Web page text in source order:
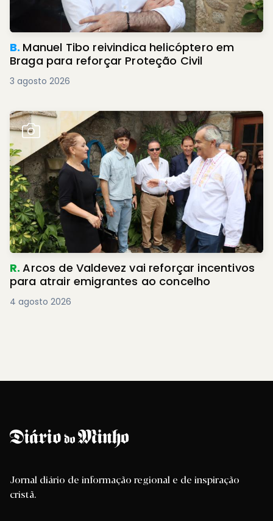
B. Manuel Tibo reivindica helicóptero em
Braga para reforçar Proteção Civil
3 agosto 2026
R.Arcos de Valdevez vai reforçar incentivos
para atrair emigrantes ao concelho
4 agosto 2026
Jornal diário de informação regional e de inspiração
cristã.